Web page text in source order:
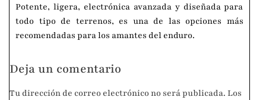
Potente, ligera, electrónica avanzada y diseñada para
todo tipo de terrenos, es una de las opciones más
recomendadas para los amantes del enduro.
Deja un comentario
Tu dirección de correo electrónico no será publicada. Los